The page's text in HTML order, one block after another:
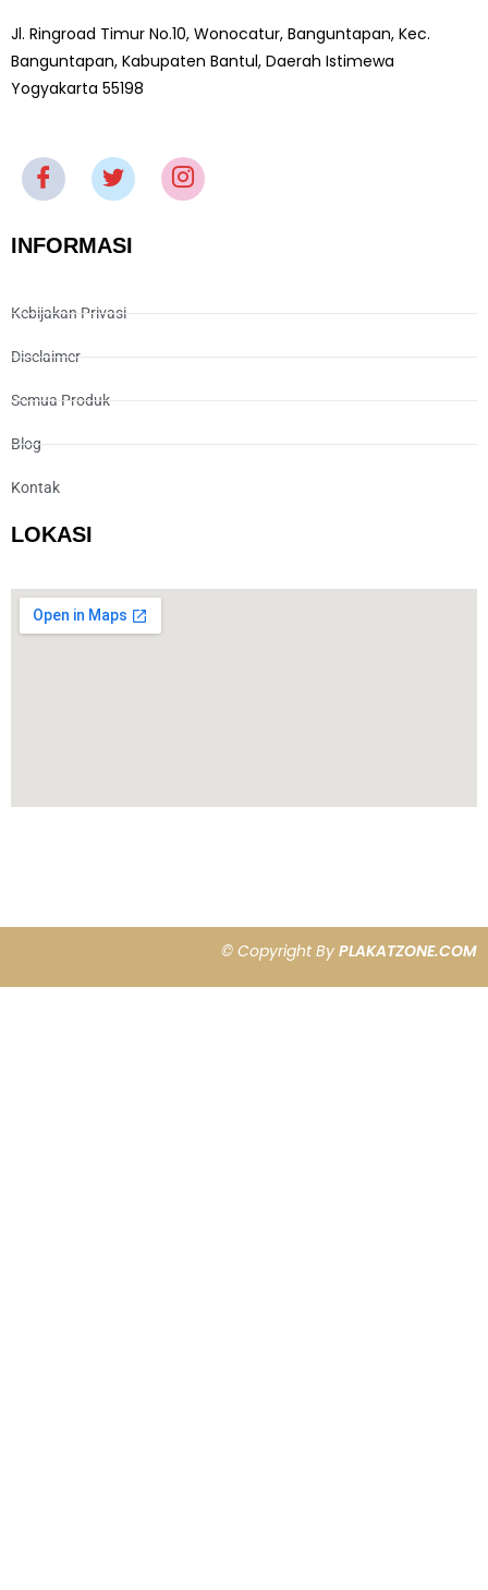
Jl. Ringroad Timur No.10, Wonocatur, Banguntapan, Kec.
Banguntapan, Kabupaten Bantul, Daerah Istimewa
Yogyakarta 55198
INFORMASI
Kebijakan Privasi
Disclaimer
Semua Produk
Blog
Kontak
LOKASI
© Copyright By PLAKATZONE.COM